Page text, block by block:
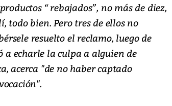
“ rebajados”, no más de diez,
todo bien. Pero tres de ellos no
resuelto el reclamo, luego de
a echarle la culpa a alguien de
acerca "de no haber captado